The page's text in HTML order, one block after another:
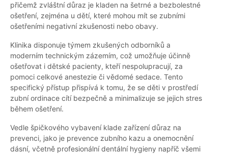
přičemž zvláštní důraz je kladen na šetrné a bezbolestné
ošetření, zejména u dětí, které mohou mít se zubními
ošetřeními negativní zkušenosti nebo obavy.
Klinika disponuje týmem zkušených odborníků a
moderním technickým zázemím, což umožňuje účinně
ošetřovat i dětské pacienty, kteří nespolupracují, za
pomoci celkové anestezie či vědomé sedace. Tento
specifický přístup přispívá k tomu, že se děti v prostředí
zubní ordinace cítí bezpečně a minimalizuje se jejich stres
během ošetření.
Vedle špičkového vybavení klade zařízení důraz na
prevenci, jako je prevence zubního kazu a onemocnění
dásní, včetně profesionální dentální hygieny napříč všemi